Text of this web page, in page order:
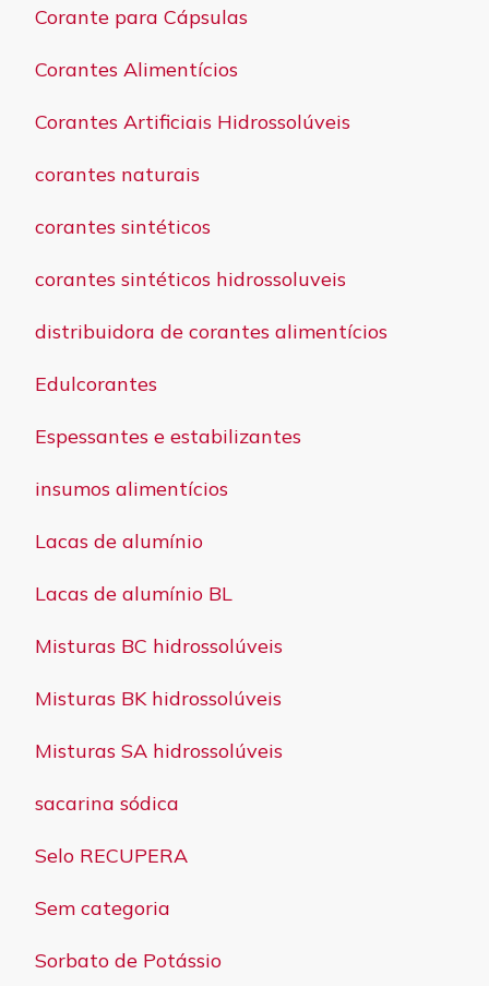
Corante para Cápsulas
Corantes Alimentícios
Corantes Artificiais Hidrossolúveis
corantes naturais
corantes sintéticos
corantes sintéticos hidrossoluveis
distribuidora de corantes alimentícios
Edulcorantes
Espessantes e estabilizantes
insumos alimentícios
Lacas de alumínio
Lacas de alumínio BL
Misturas BC hidrossolúveis
Misturas BK hidrossolúveis
Misturas SA hidrossolúveis
sacarina sódica
Selo RECUPERA
Sem categoria
Sorbato de Potássio